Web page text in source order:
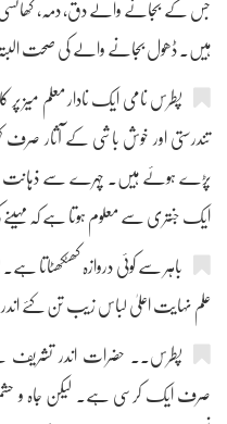
جس کے بجانے والے دق، دمہ، کھانسی
ہیں۔ ڈھول بجانے والے کی صحت
پطرس نامی ایک نادار معلم میز
تندرستی اور خوش باشی کے آثار صرف
پڑے ہوئے ہیں۔ چہرے سے ذہانت
ایک جنتری سے معلوم ہوتا ہے کہ
باہر سے کوئی دروازہ کھٹکھٹاتا
علم نہایت اعلیٰ لباس زیب تن کئے
پطرس۔۔ حضرات اندر تشریف
صرف ایک کرسی ہے۔ لیکن جاہ و